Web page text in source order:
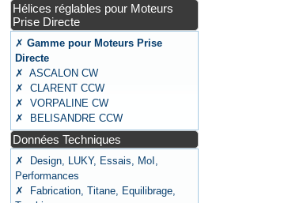
Hélices réglables pour Moteurs
Prise Directe
✗Gamme pour Moteurs Prise
Directe
✗ ASCALON CW
✗ CLARENT CCW
✗ VORPALINE CW
✗ BELISANDRE CCW
Données Techniques
✗ Design, LUKY, Essais, MoI,
Performances
✗ Fabrication, Titane, Equilibrage,